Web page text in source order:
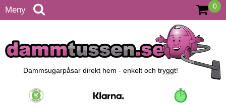
Meny 0
Dammsugarpåsar direkt hem - enkelt och tryggt!